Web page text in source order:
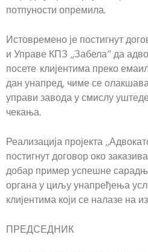
потпуности опремила.
Истовремено је постигнут
и Управе КПЗ „Забела“ да
посете клијентима преко
дан унапред, чиме се
управи завода у смислу
чекања.
Реализација пројекта
постигнут договор око
добар пример успешне
органа у циљу унапређења
клијентима који се налазе на
ПРЕДСЕДНИК